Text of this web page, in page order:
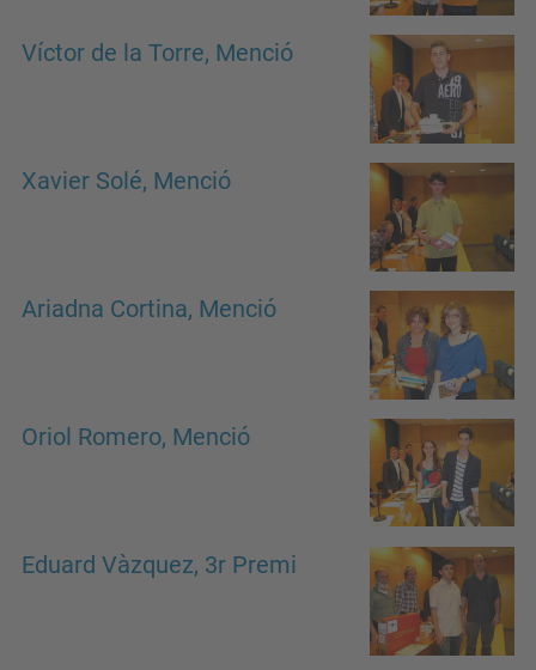
Víctor de la Torre, Menció
Xavier Solé, Menció
Ariadna Cortina, Menció
Oriol Romero, Menció
Eduard Vàzquez, 3r Premi